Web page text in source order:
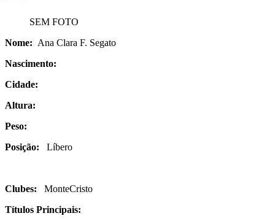
SEM FOTO
Nome: Ana Clara F. Segato
Nascimento:
Cidade:
Altura:
Peso:
Posição: Líbero
Clubes: MonteCristo
Títulos Principais: